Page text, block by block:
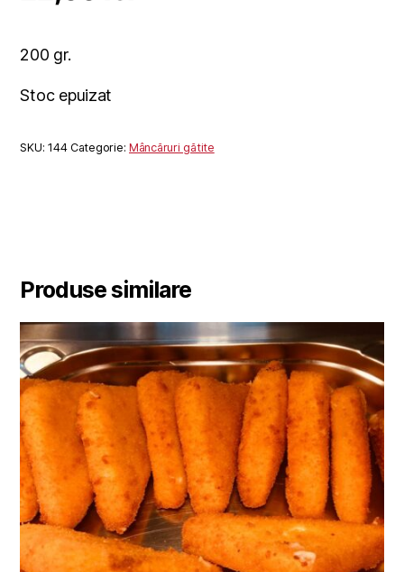
200 gr.
Stoc epuizat
SKU:144 Categorie:Mâncăruri gătite
Produse similare